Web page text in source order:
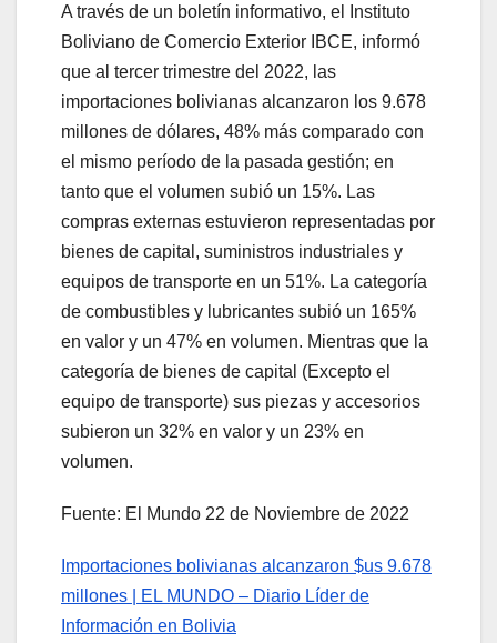
A través de un boletín informativo, el Instituto
Boliviano de Comercio Exterior IBCE, informó
que al tercer trimestre del 2022, las
importaciones bolivianas alcanzaron los 9.678
millones de dólares, 48% más comparado con
el mismo período de la pasada gestión; en
tanto que el volumen subió un 15%. Las
compras externas estuvieron representadas por
bienes de capital, suministros industriales y
equipos de transporte en un 51%. La categoría
de combustibles y lubricantes subió un 165%
en valor y un 47% en volumen. Mientras que la
categoría de bienes de capital (Excepto el
equipo de transporte) sus piezas y accesorios
subieron un 32% en valor y un 23% en
volumen.
Fuente: El Mundo 22 de Noviembre de 2022
Importaciones bolivianas alcanzaron $us 9.678
millones | EL MUNDO – Diario Líder de
Información en Bolivia